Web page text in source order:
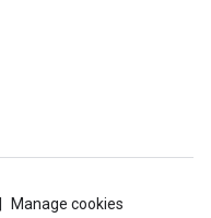
Manage cookies